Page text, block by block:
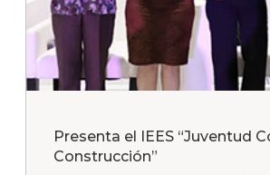
Presenta el IEES “Juventud
Construcción”